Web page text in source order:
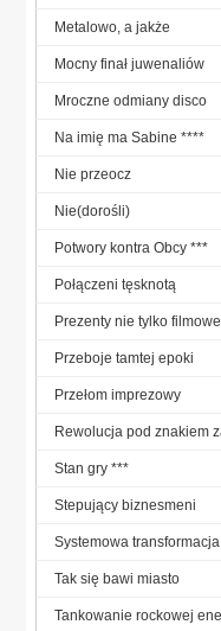
Metalowo, a jakże
Mocny finał juwenaliów
Mroczne odmiany disco
Na imię ma Sabine ****
Nie przeocz
Nie(dorośli)
Potwory kontra Obcy ***
Połączeni tęsknotą
Prezenty nie tylko filmowe
Przeboje tamtej epoki
Przełom imprezowy
Rewolucja pod znakiem
Stan gry ***
Stepujący biznesmeni
Systemowa transformacja
Tak się bawi miasto
Tankowanie rockowej